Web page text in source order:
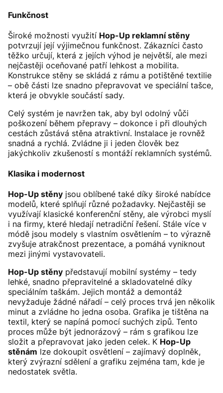
Funkčnost
Široké možnosti využití Hop-Up reklamní stěny
potvrzují její výjimečnou funkčnost. Zákazníci často
těžko určují, která z jejích výhod je největší, ale mezi
nejčastěji oceňované patří lehkost a mobilita.
Konstrukce stěny se skládá z rámu a potištěné textilie
– obě části lze snadno přepravovat ve speciální tašce,
která je obvykle součástí sady.
Celý systém je navržen tak, aby byl odolný vůči
poškození během přepravy – dokonce i při dlouhých
cestách zůstává stěna atraktivní. Instalace je rovněž
snadná a rychlá. Zvládne ji i jeden člověk bez
jakýchkoliv zkušeností s montáží reklamních systémů.
Klasika i modernost
Hop-Up stěny jsou oblíbené také díky široké nabídce
modelů, které splňují různé požadavky. Nejčastěji se
využívají klasické konferenční stěny, ale výrobci myslí
i na firmy, které hledají netradiční řešení. Stále více v
módě jsou modely s vlastním osvětlením – to výrazně
zvyšuje atrakčnost prezentace, a pomáhá vyniknout
mezi jinými vystavovateli.
Hop-Up stěny představují mobilní systémy – tedy
lehké, snadno přepravitelné a skladovatelné díky
speciálním taškám. Jejich montáž a demontáž
nevyžaduje žádné nářadí – celý proces trvá jen několik
minut a zvládne ho jedna osoba. Grafika je tištěna na
textil, který se napíná pomocí suchých zipů. Tento
proces může být jednorázový – rám s grafikou lze
složit a přepravovat jako jeden celek. K Hop-Up
stěnám lze dokoupit osvětlení – zajímavý doplněk,
který zvýrazní sdělení a grafiku zejména tam, kde je
nedostatek světla.